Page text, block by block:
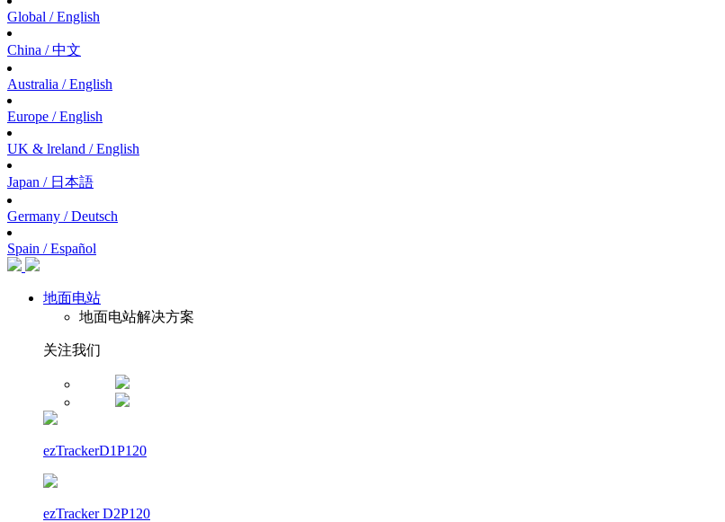
Global / English
China / 中文
Australia / English
Europe / English
UK & lreland / English
Japan / 日本語
Germany / Deutsch
Spain / Español
地面电站
地面电站解决方案
关注我们
ezTrackerD1P120
ezTracker D2P120